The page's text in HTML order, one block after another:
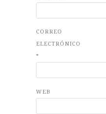
CORREO
ELECTRÓNICO
*
WEB